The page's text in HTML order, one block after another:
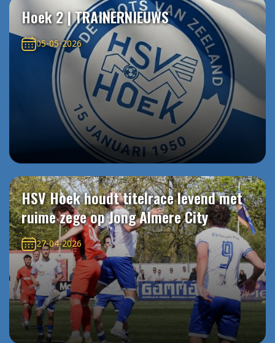
Hoek 2 | TRAINERNIEUWS
05-05-2026
HSV Hoek houdt titelrace levend met
ruime zege op Jong Almere City
27-04-2026